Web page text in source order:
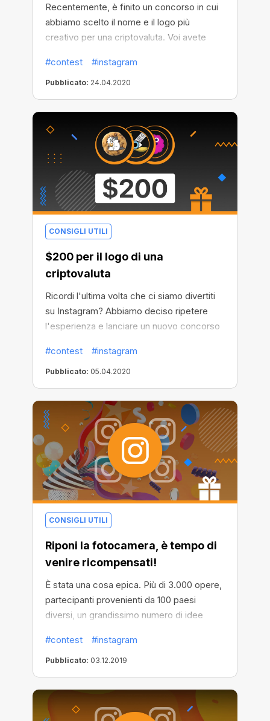
Recentemente, è finito un concorso in cui
abbiamo scelto il nome e il logo più
creativo per una criptovaluta. Voi avete
in tutta onestà, è davvero impressionante!
C'erano molte idee davvero brillanti e
ispiranti.
#contest #instagram
Pubblicato: 24.04.2020
CONSIGLI UTILI
$200 per il logo di una
criptovaluta
Ricordi l'ultima volta che ci siamo divertiti
su Instagram? Abbiamo deciso ripetere
l'esperienza e lanciare un nuovo concorso
amanti di Instagram. Questa volta hai la
possibilità di vincere $ 200 solo per
condividere una storia di Instagram! Ok, una
storia speciale, con il logo di una
criptovaluta. Indovina un po'? Deve essere
una tua creazione!
#contest #instagram
Pubblicato: 05.04.2020
CONSIGLI UTILI
Riponi la fotocamera, è tempo di
venire ricompensati!
È stata una cosa epica. Più di 3.000 opere,
partecipanti provenienti da 100 paesi
diversi, un grandissimo numero di idee
a lungo! Ringraziamo tutti per l'impegno e la
partecipazione.
#contest #instagram
Pubblicato: 03.12.2019